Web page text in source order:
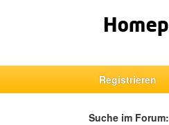
Registrieren
Suche im Forum: